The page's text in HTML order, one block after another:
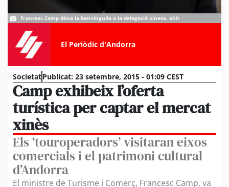
Francesc Camp dóna la benvinguda a la delegació xinesa, ahir
El Periòdic d'Andorra
SocietatPublicat: 23 setembre, 2015 - 01:09 CEST
Camp exhibeix l’oferta
turística per captar el mercat
xinès
Els ‘touroperadors’ visitaran eixos
comercials i el patrimoni cultural
d’Andorra
El ministre de Turisme i Comerç, Francesc Camp, va